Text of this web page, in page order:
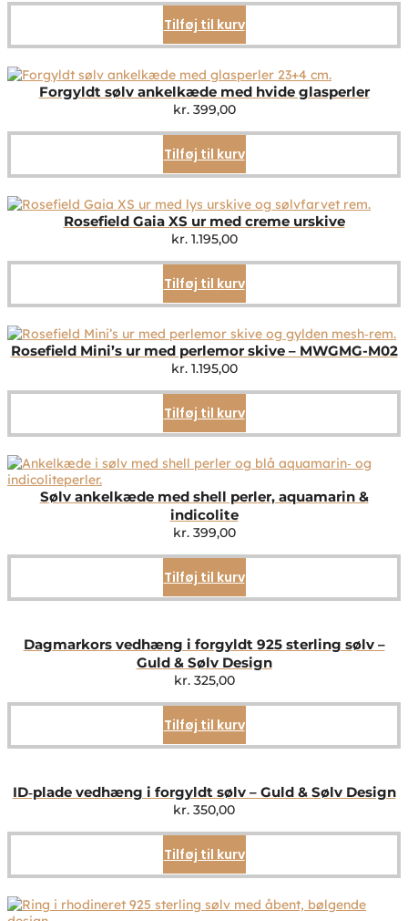
Tilføj til kurv
Forgyldt sølv ankelkæde med hvide glasperler
kr.399,00
Tilføj til kurv
Rosefield Gaia XS ur med creme urskive
kr.1.195,00
Tilføj til kurv
Rosefield Mini’s ur med perlemor skive – MWGMG-M02
kr.1.195,00
Tilføj til kurv
Sølv ankelkæde med shell perler, aquamarin &
indicolite
kr.399,00
Tilføj til kurv
Dagmarkors vedhæng i forgyldt 925 sterling sølv –
Guld & Sølv Design
kr.325,00
Tilføj til kurv
ID‑plade vedhæng i forgyldt sølv – Guld & Sølv Design
kr. 350,00
Tilføj til kurv